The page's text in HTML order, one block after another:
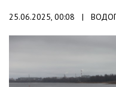
25.06.2025, 00:08 |